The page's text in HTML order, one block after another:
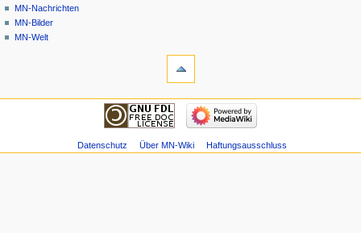
MN-Nachrichten
MN-Bilder
MN-Welt
Navigation
Aktuelle
Datenschutz Über MN-Wiki Haftungsausschluss